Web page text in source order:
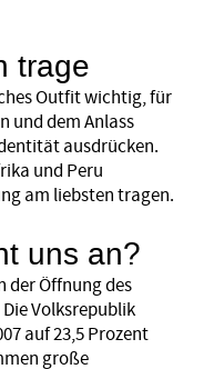
trage
Outfit wichtig, für
und dem Anlass
ausdrücken.
und Peru
am liebsten tragen.
uns an?
der Öffnung des
Volksrepublik
auf 23,5 Prozent
große